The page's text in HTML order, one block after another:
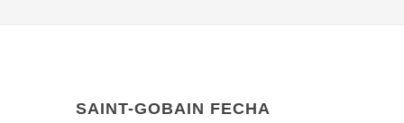
SAINT-GOBAIN FECHA